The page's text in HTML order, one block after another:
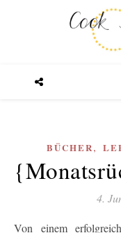
BÜCHER,
4.
Von einem